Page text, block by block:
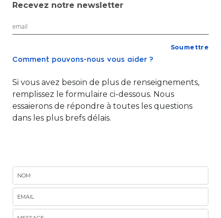
Recevez notre newsletter
Comment pouvons-nous vous aider ?
Si vous avez besoin de plus de renseignements,
remplissez le formulaire ci-dessous. Nous
essaierons de répondre à toutes les questions
dans les plus brefs délais.